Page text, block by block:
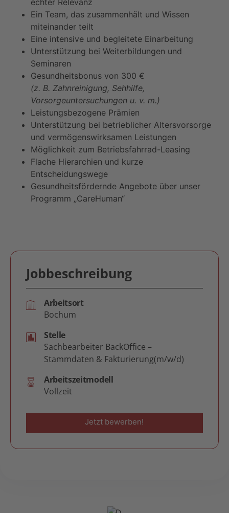
Jobbeschreibung
Arbeitsort
Bochum
Stelle
Sachbearbeiter BackOffice –
Stammdaten & Fakturierung(m/w/d)
Arbeitszeitmodell
Vollzeit
Jetzt bewerben!
Ein Team, das zusammenhält und Wissen
miteinander teilt
Eine intensive und begleitete Einarbeitung
Unterstützung bei Weiterbildungen und
Seminaren
Gesundheitsbonus von 300 €
(z. B. Zahnreinigung, Sehhilfe,
Vorsorgeuntersuchungen u. v. m.)
Leistungsbezogene Prämien
Unterstützung bei betrieblicher Altersvorsorge
und vermögenswirksamen Leistungen
Möglichkeit zum Betriebsfahrrad-Leasing
Flache Hierarchien und kurze
Entscheidungswege
Gesundheitsfördernde Angebote über unser
Programm „CareHuman“